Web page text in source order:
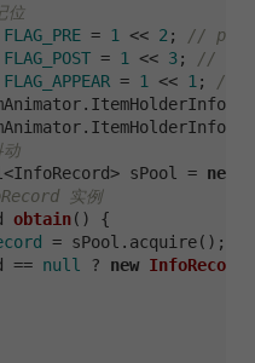
位
FLAG_PRE = 1 << 2 ;
// pre-
FLAG_POST = 1 << 3;
//
FLAG_APPEAR = 1 << 1 ;
//
sPool = new
实例
obtain()
{
= sPool.acquire();
== null ? new InfoRecord